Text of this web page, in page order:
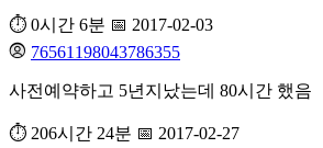
⏱️ 0시간 6분 📅 2017-02-03
76561198043786355
사전예약하고 5년지났는데 80시간 했음
⏱️ 206시간 24분 📅 2017-02-27